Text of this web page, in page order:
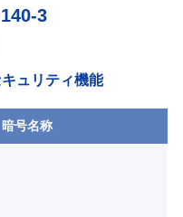
3
ュリティ機能
暗号名称